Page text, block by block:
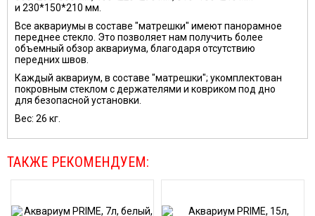
и 230*150*210 мм.
Все аквариумы в составе "матрешки" имеют панорамное
переднее стекло. Это позволяет нам получить более
объемный обзор аквариума, благодаря отсутствию
передних швов.
Каждый аквариум, в составе "матрешки"; укомплектован
покровным стеклом с держателями и ковриком под дно
для безопасной установки.
Вес: 26 кг.
ТАКЖЕ РЕКОМЕНДУЕМ: